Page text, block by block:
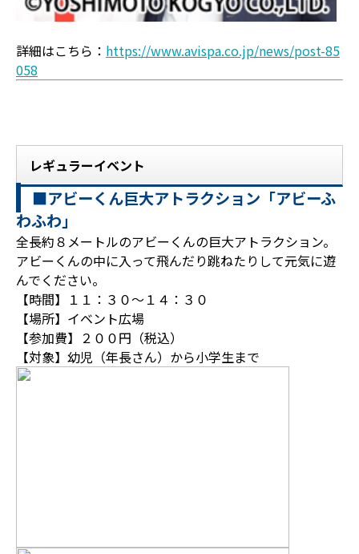
詳細はこちら： https://www.avispa.co.jp/news/post-85
058
レギュラーイベント
■アビーくん巨大アトラクション「アビーふ
わふわ」
全長約８メートルのアビーくんの巨大アトラクション。
アビーくんの中に入って飛んだり跳ねたりして元気に遊
んでください。
【時間】１１：３０～１４：３０
【場所】イベント広場
【参加費】２００円（税込）
【対象】幼児（年長さん）から小学生まで